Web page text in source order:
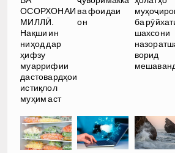
ОСОРХОНАИ
МИЛЛӢ.
Нақши ин
ниҳод дар
ҳифзу
муаррифии
дастовардҳои
истиқлол
муҳим аст
ва фоидаи
он
ба
шахсони
ворид